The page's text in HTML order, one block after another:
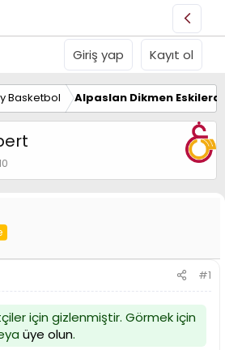
Giriş yap Kayıt ol
Basketbol Alpaslan Dikmen
#1
için gizlenmiştir. Görmek için
üye olun.